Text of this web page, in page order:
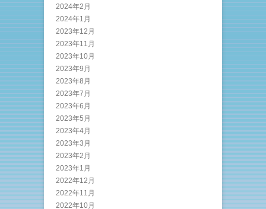
2024年2月
2024年1月
2023年12月
2023年11月
2023年10月
2023年9月
2023年8月
2023年7月
2023年6月
2023年5月
2023年4月
2023年3月
2023年2月
2023年1月
2022年12月
2022年11月
2022年10月